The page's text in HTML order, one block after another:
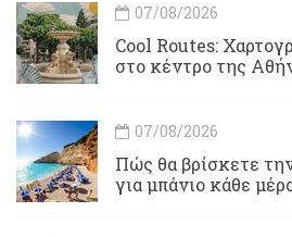
07/08/2026
Cool Routes:
στο κέντρο της
07/08/2026
Πώς θα βρίσκετε
για μπάνιο κάθε